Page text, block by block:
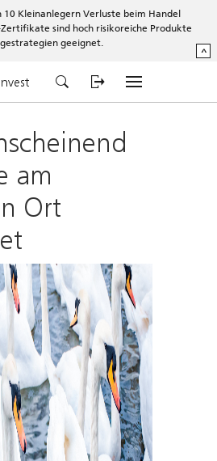
10 Kleinanlegern Verluste beim Handel
sind hoch risikoreiche Produkte
geeignet.
^
am
Ort